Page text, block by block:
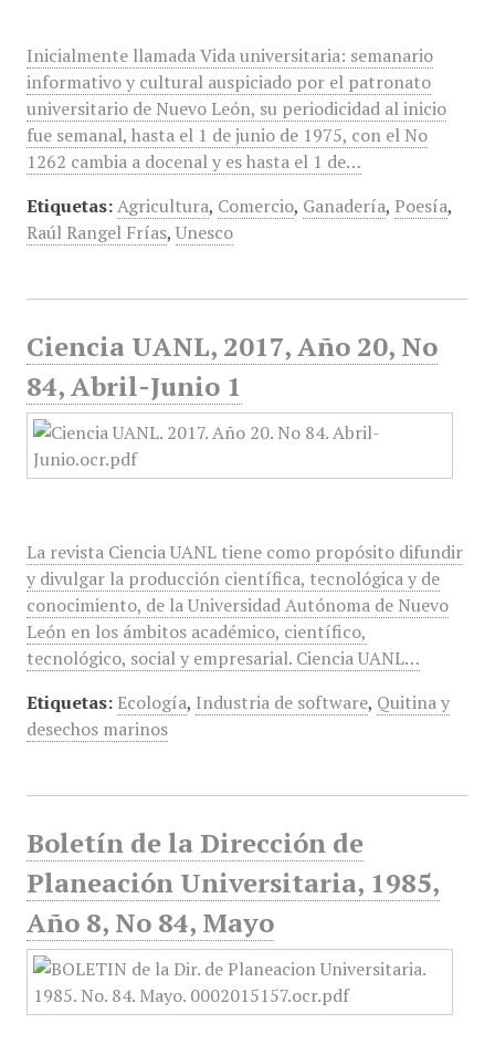
Inicialmente llamada Vida universitaria: semanario
informativo y cultural auspiciado por el patronato
universitario de Nuevo León, su periodicidad al inicio
fue semanal, hasta el 1 de junio de 1975, con el No
1262 cambia a docenal y es hasta el 1 de…
Etiquetas: Agricultura, Comercio, Ganadería, Poesía,
Raúl Rangel Frías, Unesco
Ciencia UANL, 2017, Año 20, No
84, Abril-Junio 1
La revista Ciencia UANL tiene como propósito difundir
y divulgar la producción científica, tecnológica y de
conocimiento, de la Universidad Autónoma de Nuevo
León en los ámbitos académico, científico,
tecnológico, social y empresarial. Ciencia UANL…
Etiquetas: Ecología, Industria de software, Quitina y
desechos marinos
Boletín de la Dirección de
Planeación Universitaria, 1985,
Año 8, No 84, Mayo